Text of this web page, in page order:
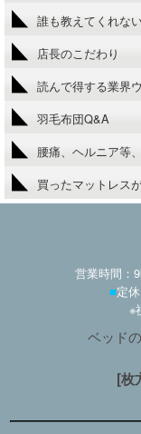
誰も教えてくれな
店長のこだわり
読んで得する業界
羽毛布団Q&A
腰痛、ヘルニア等
買ったマットレス
営業時間：
■定
※
ベッド
[枚